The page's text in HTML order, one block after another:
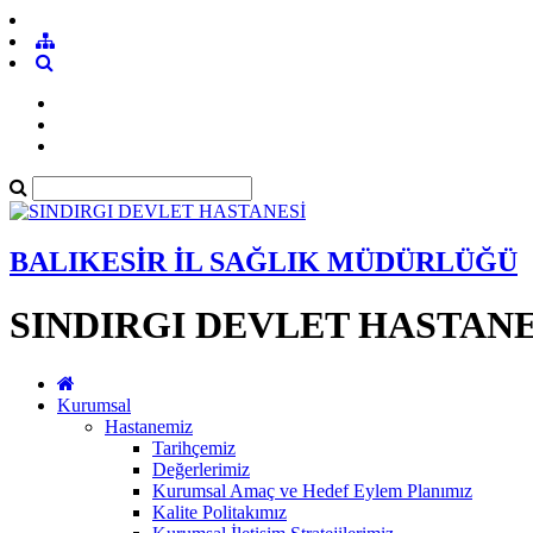
BALIKESİR İL SAĞLIK MÜDÜRLÜĞÜ
SINDIRGI DEVLET
Kurumsal
Hastanemiz
Tarihçemiz
Değerlerimiz
Kurumsal Amaç ve Hedef Eylem Planımız
Kalite Politakımız